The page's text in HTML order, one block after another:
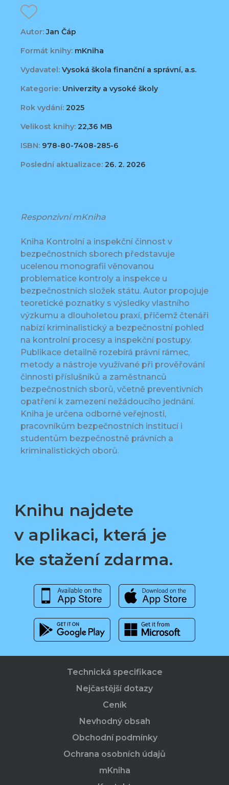
Autor:Jan Čáp
Formát knihy: mKniha
Vydavatel: Vysoká škola finanční a správní, a.s.
Kategorie: Univerzity a vysoké školy
Rok vydání: 2025
Velikost knihy: 22,36 MB
ISBN: 978-80-7408-285-6
Poslední aktualizace: 26. 2. 2026
Responzivní mKniha
Kniha Kontrolní a inspekční činnost v
bezpečnostních sborech představuje
ucelenou monografii věnovanou
problematice kontroly a inspekce u
bezpečnostních složek státu. Autor propojuje
teoretické poznatky s výsledky vlastního
výzkumu a dlouholetou praxí, přičemž čtenáři
nabízí kriminalistický a bezpečnostní pohled
na kontrolní procesy a inspekční postupy.
Publikace detailně rozebírá právní rámec,
metody a nástroje využívané při prověřování
činnosti příslušníků a zaměstnanců
bezpečnostních sborů, včetně preventivních
opatření k zamezení nežádoucího jednání.
Kniha je určena odborné veřejnosti,
pracovníkům bezpečnostních institucí i
studentům bezpečnostně právních a
kriminalistických oborů.
Knihu najdete
v aplikaci, která je
ke stažení zdarma.
Technická specifikace
Nejčastější dotazy
Ceník
Nevhodný obsah
Obchodní podmínky
Ochrana osobních údajů
mKniha